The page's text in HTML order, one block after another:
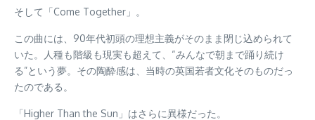
そして「Come Together」。
この曲には、90年代初頭の理想主義がそのまま閉じ込められて
いた。人種も階級も現実も超えて、“みんなで朝まで踊り続け
る”という夢。その陶酔感は、当時の英国若者文化そのものだっ
たのである。
「Higher Than the Sun」はさらに異様だった。